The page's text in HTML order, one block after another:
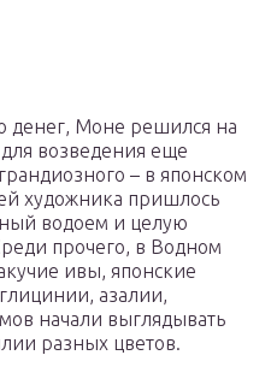
денег, Моне решился на
для возведения еще
– в японском
художника пришлось
водоем и целую
прочего, в Водном
ивы, японские
азалии,
начали выглядывать
разных цветов.